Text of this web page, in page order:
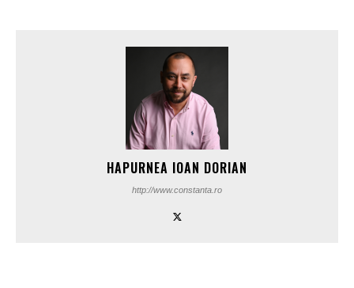
HAPURNEA IOAN DORIAN
http://www.constanta.ro